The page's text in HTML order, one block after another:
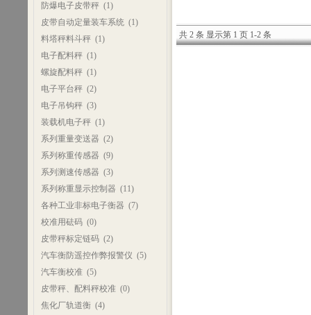
防爆电子皮带秤(1)
皮带自动定量装车系统(1)
料塔秤料斗秤(1)
电子配料秤(1)
螺旋配料秤(1)
电子平台秤(2)
电子吊钩秤(3)
装载机电子秤(1)
系列重量变送器 (2)
系列称重传感器 (9)
系列测速传感器 (3)
系列称重显示控制器 (11)
各种工业非标电子衡器 (7)
校准用砝码(0)
皮带秤标定链码(2)
汽车衡防遥控作弊报警仪 (5)
汽车衡校准(5)
皮带秤、配料秤校准(0)
焦化厂轨道衡(4)
共 2 条 显示第 1 页 1-2 条